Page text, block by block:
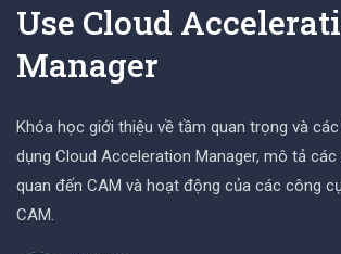
Use Cloud
Manager
Khóa học giới thiệu về tầm quan trọng và
dụng Cloud Acceleration Manager, mô tả các
quan đến CAM và hoạt động của các công
CAM.